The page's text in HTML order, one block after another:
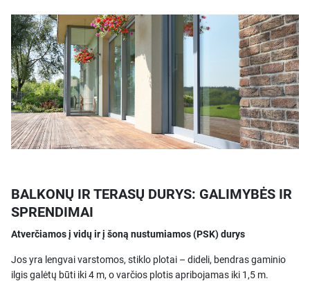
BALKONŲ IR TERASŲ DURYS: GALIMYBĖS IR
SPRENDIMAI
Atverčiamos į vidų ir į šoną nustumiamos (PSK) durys
Jos yra lengvai varstomos, stiklo plotai – dideli, bendras gaminio
ilgis galėtų būti iki 4 m, o varčios plotis apribojamas iki 1,5 m.